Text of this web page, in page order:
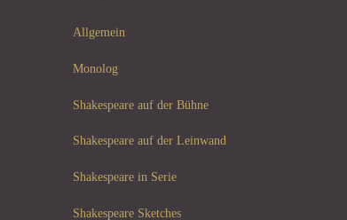
Allgemein
Monolog
Shakespeare auf der Bühne
Shakespeare auf der Leinwand
Shakespeare in Serie
Shakespeare Sketches